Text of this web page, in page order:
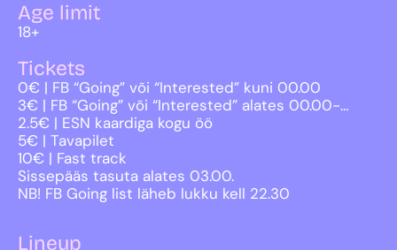
Age limit
18+
Tickets
0€ | FB “Going” või “Interested” kuni 00.00
3€ | FB “Going” või “Interested” alates 00.00-…
2.5€ | ESN kaardiga kogu öö
5€ | Tavapilet
10€ | Fast track
Sissepääs tasuta alates 03.00.
NB! FB Going list läheb lukku kell 22.30
Lineup